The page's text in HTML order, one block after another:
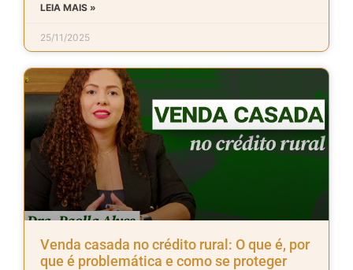
LEIA MAIS »
25/11/2025
Venda casada no crédito rural: O que é, por
que é problemática e como se proteger